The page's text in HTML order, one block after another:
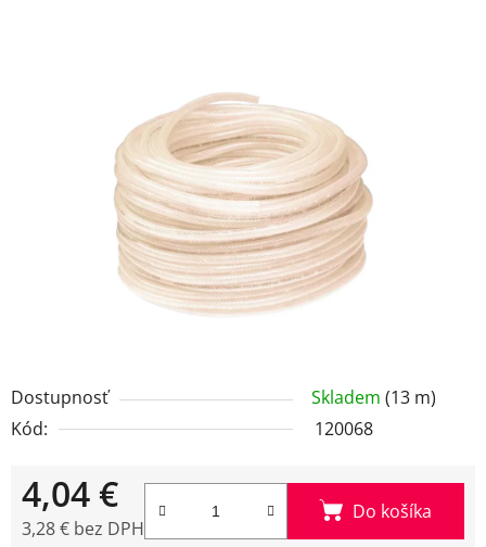
Dostupnosť Skladem (13 m)
Kód:
120068
4,04 €
3,28 € bez DPH
Do košíka